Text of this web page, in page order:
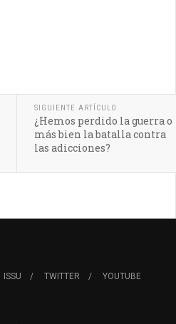
SIGUIENTE ARTÍCULO
¿Hemos perdido la guerra o
más bien la batalla contra
las adicciones?
ISSU TWITTER YOUTUBE